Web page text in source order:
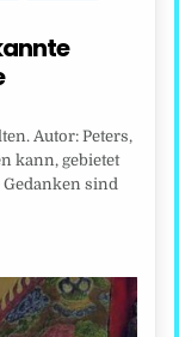
Autor: Peters,
kann, gebietet
sind